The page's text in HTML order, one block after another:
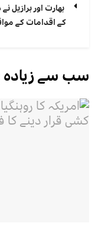
بھارت اور
کے اقدامات کے
سب سے زیادہ